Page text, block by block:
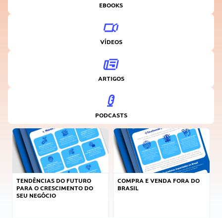
EBOOKS
VÍDEOS
ARTIGOS
PODCASTS
TENDÊNCIAS DO FUTURO
PARA O CRESCIMENTO DO
SEU NEGÓCIO
COMPRA E VENDA FORA DO
BRASIL